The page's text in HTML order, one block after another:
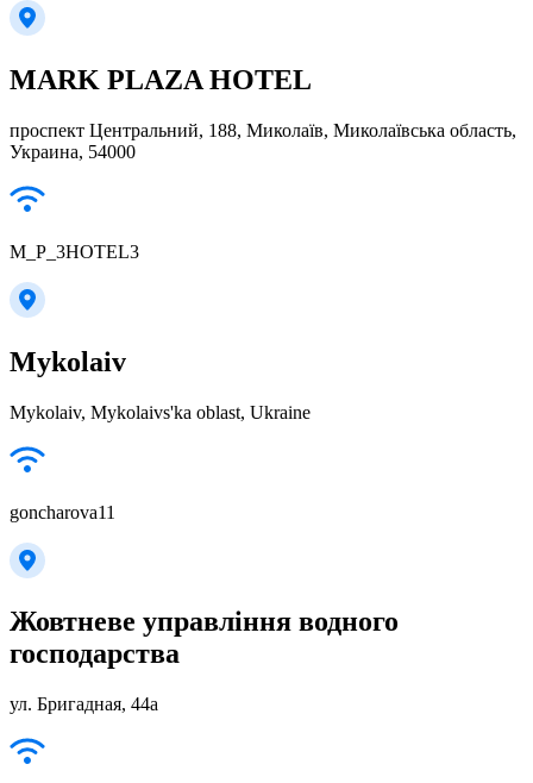
MARK PLAZA HOTEL
проспект Центральний, 188, Миколаїв, Миколаївська область,
Украина, 54000
M_P_3HOTEL3
Mykolaiv
Mykolaiv, Mykolaivs'ka oblast, Ukraine
goncharova11
Жовтневе управління водного
господарства
ул. Бригадная, 44а